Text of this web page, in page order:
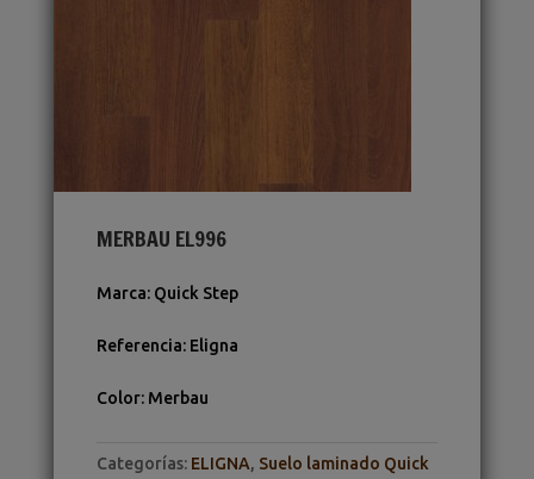
MERBAU EL996
Marca: Quick Step
Referencia: Eligna
Color: Merbau
Categorías: ELIGNA, Suelo laminado Quick